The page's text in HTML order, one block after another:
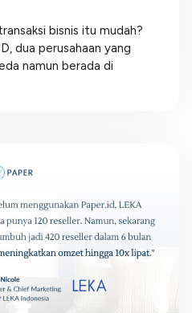
bisnis itu mudah?
dua perusahaan yang
namun berada di